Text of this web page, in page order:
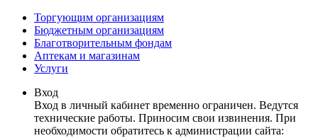
Торгующим организациям
Бюджетным организациям
Благотворительным фондам
Аптекам и магазинам
Услуги
Вход
Вход в личный кабинет временно ограничен. Ведутся
технические работы. Приносим свои извинения. При
необходимости обратитесь к администрации сайта: